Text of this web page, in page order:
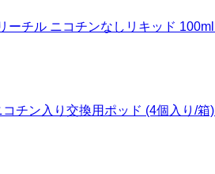
ーチル ニコチンなしリキッド 100ml
チン入り交換用ポッド (4個入り/箱)